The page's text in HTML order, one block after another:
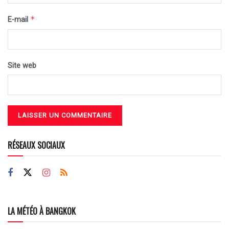
E-mail *
Site web
RÉSEAUX SOCIAUX
LA MÉTÉO À BANGKOK